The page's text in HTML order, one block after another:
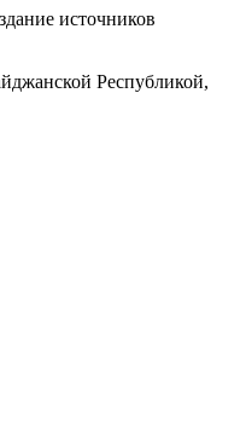
источников
Республикой,